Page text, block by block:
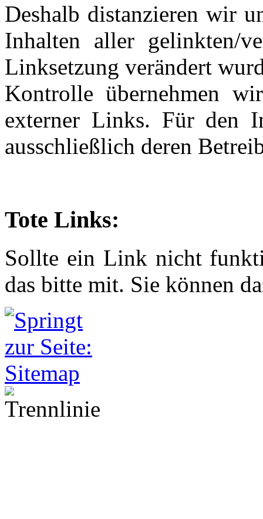
Deshalb distanzieren wir
Inhalten aller gelinkten/
Linksetzung verändert
Kontrolle übernehmen
externer Links. Für den
ausschließlich deren
Tote Links:
Sollte ein Link nicht
das bitte mit. Sie können